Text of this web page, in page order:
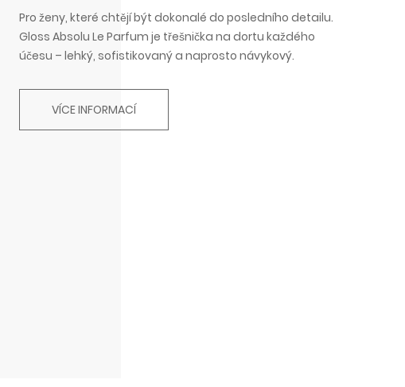
Pro ženy, které chtějí být dokonalé do posledního detailu.
Gloss Absolu Le Parfum je třešnička na dortu každého
účesu – lehký, sofistikovaný a naprosto návykový.
VÍCE INFORMACÍ